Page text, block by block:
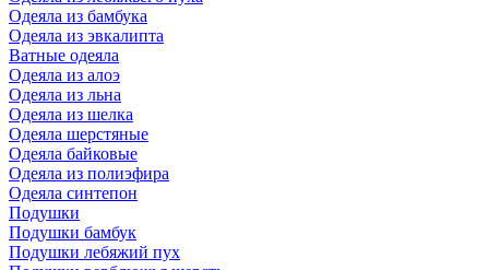
Одеяла из бамбука
Одеяла из эвкалипта
Ватные одеяла
Одеяла из алоэ
Одеяла из льна
Одеяла из шелка
Одеяла шерстяные
Одеяла байковые
Одеяла из полиэфира
Одеяла синтепон
Подушки
Подушки бамбук
Подушки лебяжий пух